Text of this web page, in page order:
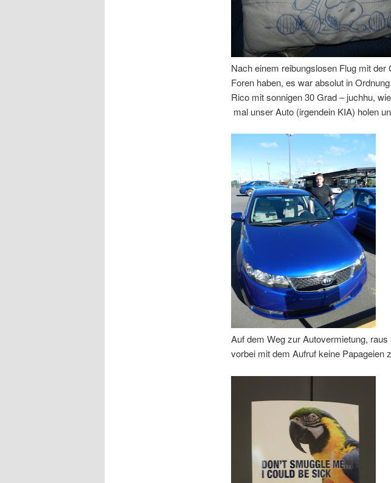
Nach einem reibungslosen Flug mit
Foren haben, es war absolut in
Rico mit sonnigen 30 Grad – juchhu,
mal unser Auto (irgendein KIA) holen
Auf dem Weg zur Autovermietung,
vorbei mit dem Aufruf keine Papageien